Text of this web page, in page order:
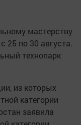
мастерству
25 по 30 августа.
технопарк
из которых
категории
заявила